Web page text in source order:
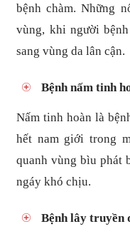
bệnh chàm. Những
vùng, khi người
sang vùng da lân cận.
Bệnh nấm tinh
Nấm tinh hoàn là
hết nam giới trong
quanh vùng bìu phát
ngáy khó chịu.
Bệnh lây truyền